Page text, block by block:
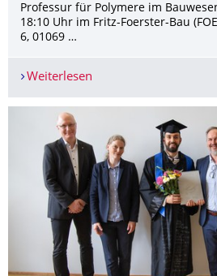
Professur für Polymere im
18:10 Uhr im Fritz-Foerster-Bau
6, 01069 …
Weiterlesen